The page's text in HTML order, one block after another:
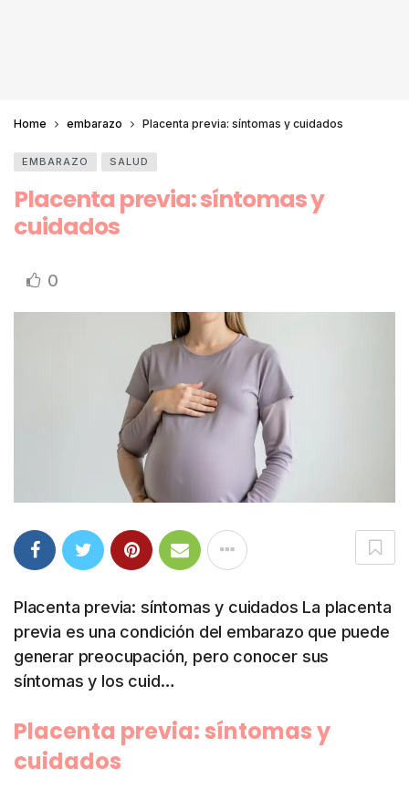
Home embarazo Placenta previa: síntomas y cuidados
EMBARAZO SALUD
Placenta previa: síntomas y
cuidados
0
Placenta previa: síntomas y cuidados La placenta
previa es una condición del embarazo que puede
generar preocupación, pero conocer sus
síntomas y los cuid…
Placenta previa: síntomas y
cuidados